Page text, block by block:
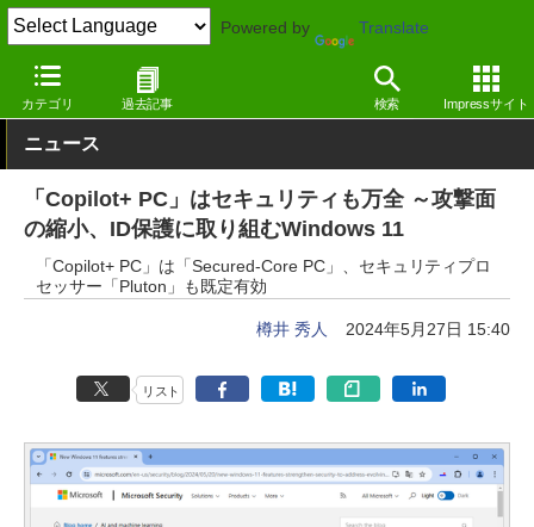
Powered by Translate
カテゴリ 過去記事 検索 Impressサイト
窓の杜 セキュリティ Windows
ニュース
「Copilot+ PC」はセキュリティも万全 ～攻撃面
の縮小、ID保護に取り組むWindows 11
「Copilot+ PC」は「Secured-Core PC」、セキュリティプロ
セッサー「Pluton」も既定有効
樽井 秀人 2024年5月27日 15:40
リスト